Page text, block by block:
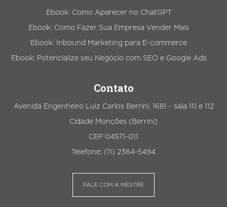
Ebook: Como Aparecer no ChatGPT
Ebook: Como Fazer Sua Empresa Vender Mais
Ebook: Inbound Marketing para E-commerce
Ebook: Potencialize seu Negócio com SEO e Google Ads
Contato
Avenida Engenheiro Luiz Carlos Berrini, 1681 - sala 111 e 112
Cidade Monções (Berrini)
CEP 04571-011
Telefone: (11) 2364-5494
FALE COM A MESTRE